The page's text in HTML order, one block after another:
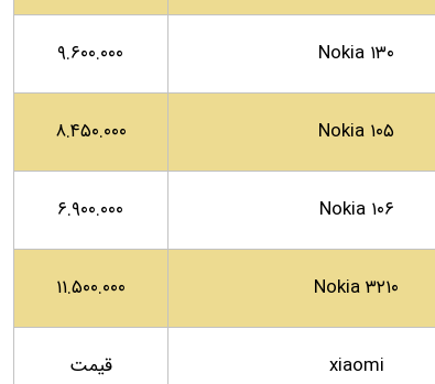
۹.۶۰۰.۰۰۰ Nokia ۱۳۰
۸.۴۵۰.۰۰۰ Nokia ۱۰۵
۶.۹۰۰.۰۰۰ Nokia ۱۰۶
۱۱.۵۰۰.۰۰۰ Nokia ۳۲۱۰
قیمت xiaomi